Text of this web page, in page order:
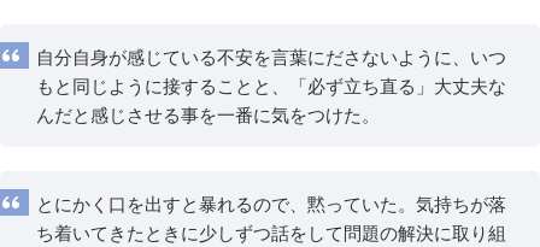
自分自身が感じている不安を言葉にださないように、いつ
もと同じように接することと、「必ず立ち直る」大丈夫な
んだと感じさせる事を一番に気をつけた。
とにかく口を出すと暴れるので、黙っていた。気持ちが落
ち着いてきたときに少しずつ話をして問題の解決に取り組